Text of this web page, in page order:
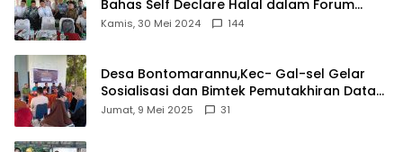
Bahas Self Declare Halal dalam Forum
Ijtima Ulama MUI
Kamis, 30 Mei 2024 144
Desa Bontomarannu,Kec- Gal-sel Gelar
Sosialisasi dan Bimtek Pemutakhiran Data
ID
Jumat, 9 Mei 2025 31